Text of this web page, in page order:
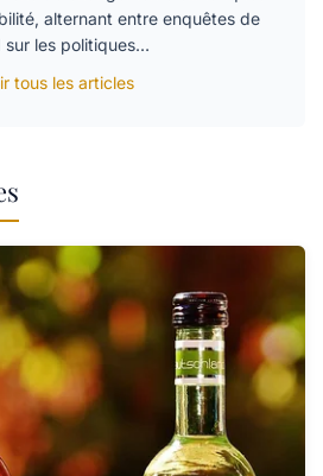
alternant entre enquêtes de
sur les politiques…
tous les articles